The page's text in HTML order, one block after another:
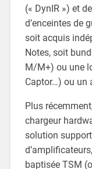
(« DynIR ») et
d’enceintes de
soit acquis
Notes, soit
M/M+) ou une
Captor…) ou un
Plus
chargeur
solution
baptisée TSM